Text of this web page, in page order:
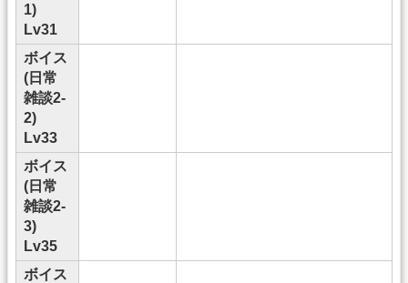
1)
Lv31
ボイス
(日常
雑談2-
2)
Lv33
ボイス
(日常
雑談2-
3)
Lv35
ボイス